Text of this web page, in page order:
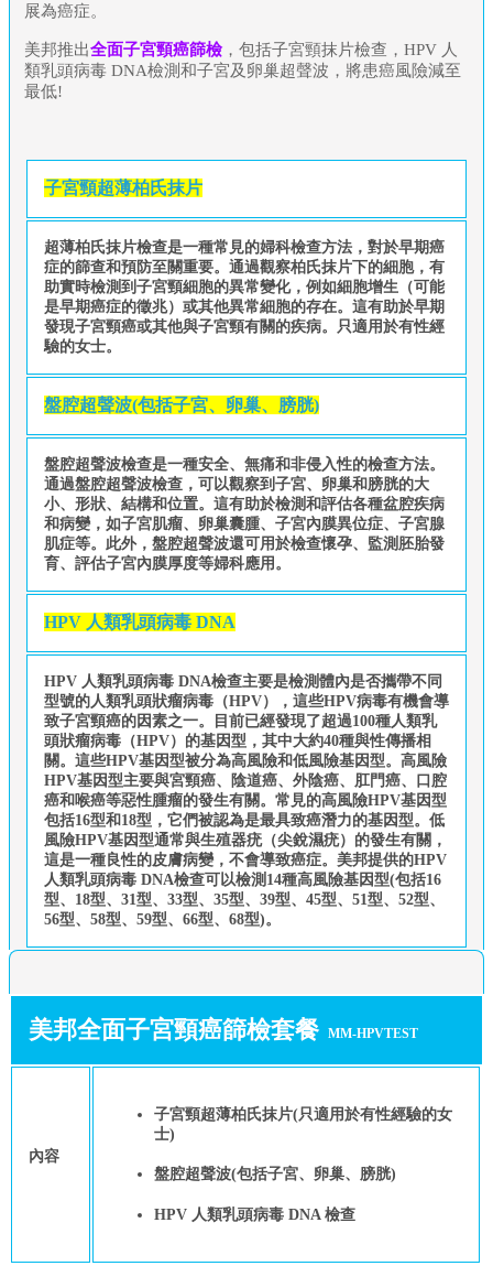
展為癌症。
美邦推出全面子宮頸癌篩檢，包括子宮頸抹片檢查，HPV 人
類乳頭病毒 DNA檢測和子宮及卵巢超聲波，將患癌風險減至
最低!
子宮頸超薄柏氏抹片
超薄柏氏抹片檢查是一種常見的婦科檢查方法，對於早期癌
症的篩查和預防至關重要。通過觀察柏氏抹片下的細胞，有
助實時檢測到子宮頸細胞的異常變化，例如細胞增生（可能
是早期癌症的徵兆）或其他異常細胞的存在。這有助於早期
發現子宮頸癌或其他與子宮頸有關的疾病。只適用於有性經
驗的女士。
盤腔超聲波(包括子宮、卵巢、膀胱)
盤腔超聲波檢查是一種安全、無痛和非侵入性的檢查方法。
通過盤腔超聲波檢查，可以觀察到子宮、卵巢和膀胱的大
小、形狀、結構和位置。這有助於檢測和評估各種盆腔疾病
和病變，如子宮肌瘤、卵巢囊腫、子宮內膜異位症、子宮腺
肌症等。此外，盤腔超聲波還可用於檢查懷孕、監測胚胎發
育、評估子宮內膜厚度等婦科應用。
HPV 人類乳頭病毒 DNA
HPV 人類乳頭病毒 DNA檢查主要是檢測體內是否攜帶不同
型號的人類乳頭狀瘤病毒（HPV），這些HPV病毒有機會導
致子宮頸癌的因素之一。目前已經發現了超過100種人類乳
頭狀瘤病毒（HPV）的基因型，其中大約40種與性傳播相
關。這些HPV基因型被分為高風險和低風險基因型。高風險
HPV基因型主要與宮頸癌、陰道癌、外陰癌、肛門癌、口腔
癌和喉癌等惡性腫瘤的發生有關。常見的高風險HPV基因型
包括16型和18型，它們被認為是最具致癌潛力的基因型。低
風險HPV基因型通常與生殖器疣（尖銳濕疣）的發生有關，
這是一種良性的皮膚病變，不會導致癌症。美邦提供的HPV
人類乳頭病毒 DNA檢查可以檢測14種高風險基因型(包括16
型、18型、31型、33型、35型、39型、45型、51型、52型、
56型、58型、59型、66型、68型)。
美邦全面子宮頸癌篩檢套餐 MM-HPVTEST
內容
子宮頸超薄柏氏抹片(只適用於有性經驗的女
士)
盤腔超聲波(包括子宮、卵巢、膀胱)
HPV 人類乳頭病毒 DNA 檢查